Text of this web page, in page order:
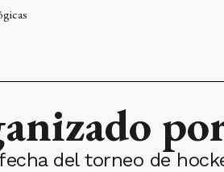
del torneo de